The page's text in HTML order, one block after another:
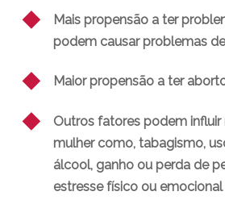
Mais propensão a ter
podem causar problemas
Maior propensão a ter
Outros fatores podem
mulher como, tabagismo,
álcool, ganho ou perda de
estresse físico ou